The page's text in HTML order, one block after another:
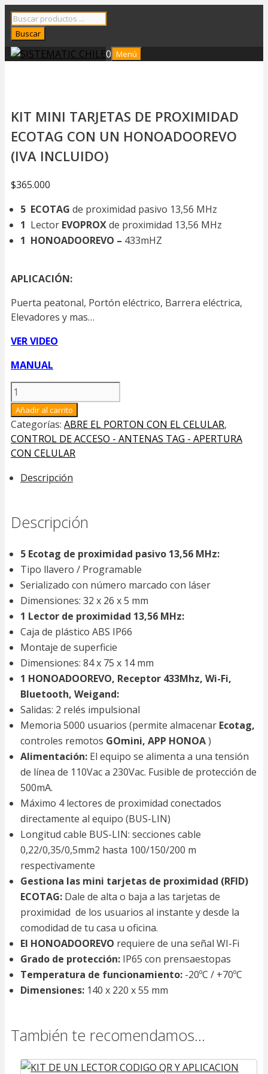
Saltar
al
contenido
Búsqueda
de
productos
Buscar
0 Menú
KIT MINI TARJETAS DE PROXIMIDAD
ECOTAG CON UN HONOADOOREVO
(IVA INCLUIDO)
$365.000
5 ECOTAG de proximidad pasivo 13,56 MHz
1 Lector EVOPROXde proximidad 13,56 MHz
1 HONOADOOREVO – 433mHZ
APLICACIÓN:
Puerta peatonal, Portón eléctrico, Barrera eléctrica,
Elevadores y mas…
VER VIDEO
MANUAL
KIT
MINI
TARJETAS
DE
PROXIMIDAD
ECOTAG
CON
(IVA
INCLUIDO)
Añadir al carrito
Categorías: ABRE EL PORTON CON EL CELULAR,
CONTROL DE ACCESO - ANTENAS TAG - APERTURA
CON CELULAR
Descripción
Descripción
5 Ecotag de proximidad pasivo 13,56 MHz:
Tipo llavero / Programable
Serializado con número marcado con láser
Dimensiones: 32 x 26 x 5 mm
1 Lector de proximidad 13,56 MHz:
Caja de plástico ABS IP66
Montaje de superficie
Dimensiones: 84 x 75 x 14 mm
1 HONOADOOREVO, Receptor 433Mhz, Wi-Fi,
Bluetooth, Weigand:
Salidas: 2 relés impulsional
Memoria 5000 usuarios (permite almacenar Ecotag,
controles remotos GOmini, APP HONOA)
Alimentación: El equipo se alimenta a una tensión
de línea de 110Vac a 230Vac. Fusible de protección de
500mA.
Máximo 4 lectores de proximidad conectados
directamente al equipo (BUS-LIN)
Longitud cable BUS-LIN: secciones cable
0,22/0,35/0,5mm2 hasta 100/150/200 m
respectivamente
Gestiona las mini tarjetas de proximidad (RFID)
ECOTAG: Dale de alta o baja a las tarjetas de
proximidad de los usuarios al instante y desde la
comodidad de tu casa u oficina.
El HONOADOOREVO requiere de una señal WI-Fi
Grado de protección: IP65 con prensaestopas
Temperatura de funcionamiento: -20ºC / +70ºC
Dimensiones: 140 x 220 x 55 mm
También te recomendamos…